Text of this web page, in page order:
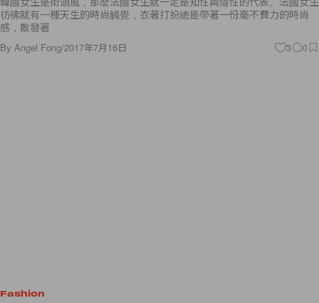
彷彿就有一種天生的時尚觸覺，衣著打扮總是帶著一份毫不費力的時尚
感，散發著
By Angel Fong/2017年7月16日 3 0
Fashion